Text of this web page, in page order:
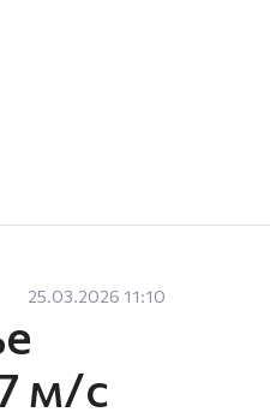
25.03.2026 11:10
м/с